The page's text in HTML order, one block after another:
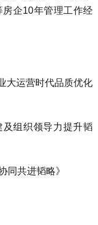
企10年管理工作经
运营时代品质优化
组织领导力提升韬
共进韬略》